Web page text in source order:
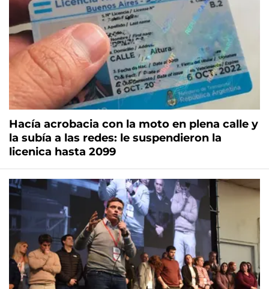
Hacía acrobacia con la moto en plena calle y
la subía a las redes: le suspendieron la
licenica hasta 2099